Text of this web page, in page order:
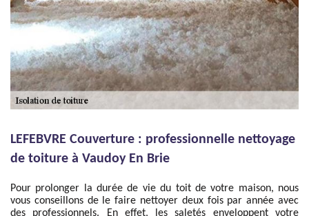
LEFEBVRE Couverture : professionnelle nettoyage
de toiture à Vaudoy En Brie
Pour prolonger la durée de vie du toit de votre maison, nous
vous conseillons de le faire nettoyer deux fois par année avec
des professionnels. En effet, les saletés enveloppent votre